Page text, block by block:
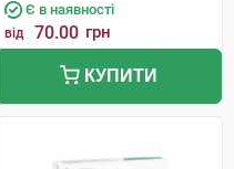
Є в наявності
від 70.00 грн
КУПИТИ